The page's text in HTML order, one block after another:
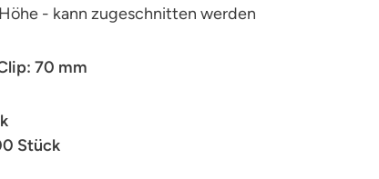
- kann zugeschnitten werden
70 mm
Stück